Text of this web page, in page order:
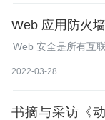
Web 应用防火
Web 安全是所有互
2022-03-28
书摘与采访《